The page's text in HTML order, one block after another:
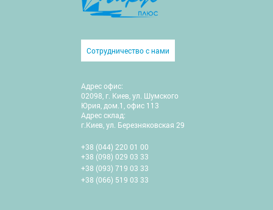
Сотрудничество с нами
Адрес офис:
02098, г. Киев, ул. Шумского
Юрия, дом.1, офис 113
Адрес склад:
г.Киев, ул. Березняковская 29
+38 (044) 220 01 00
+38 (098) 029 03 33
+38 (093) 719 03 33
+38 (066) 519 03 33